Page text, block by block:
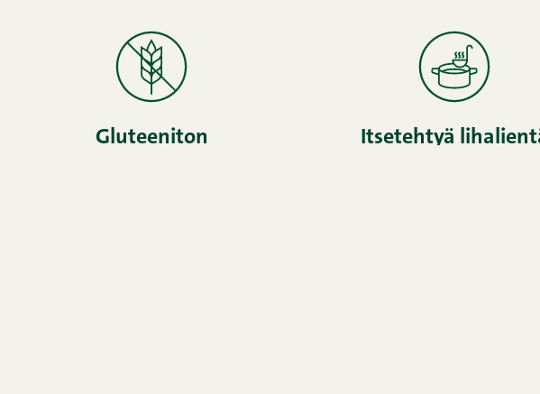
Gluteeniton Itsetehtyä